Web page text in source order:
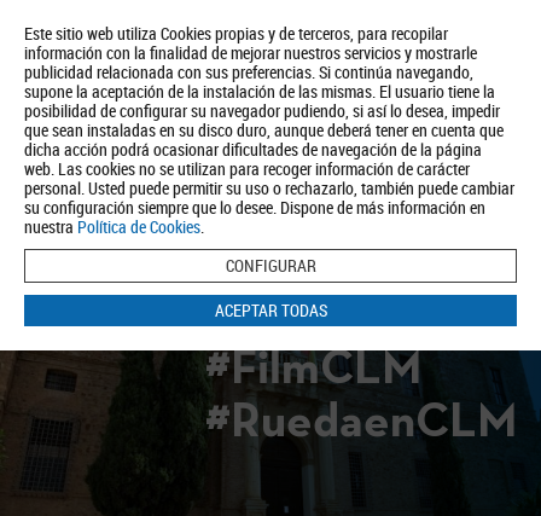
Este sitio web utiliza Cookies propias y de terceros, para recopilar
información con la finalidad de mejorar nuestros servicios y mostrarle
publicidad relacionada con sus preferencias. Si continúa navegando,
supone la aceptación de la instalación de las mismas. El usuario tiene la
posibilidad de configurar su navegador pudiendo, si así lo desea, impedir
que sean instaladas en su disco duro, aunque deberá tener en cuenta que
dicha acción podrá ocasionar dificultades de navegación de la página
web. Las cookies no se utilizan para recoger información de carácter
personal. Usted puede permitir su uso o rechazarlo, también puede cambiar
su configuración siempre que lo desee. Dispone de más información en
nuestra Política de Cookies.
CONFIGURAR
ACEPTAR TODAS
Quiénes somos Turismo Política de Privacidad Aviso Legal
Política de Cookies
BUSCAR
#FilmCLM
#RuedaenCLM